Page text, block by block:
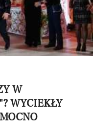
W
WYCIEKŁY